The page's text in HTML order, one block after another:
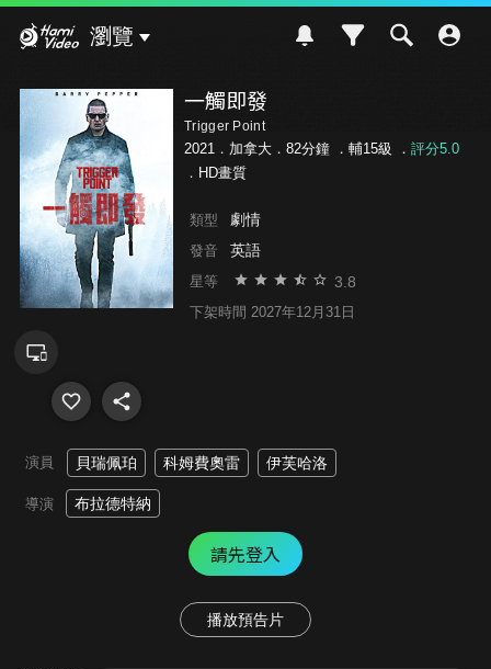
瀏覽
一觸即發
Trigger Point
2021．加拿大．82分鐘 ． 輔15級 ． 評分5.0
．HD畫質
類型 劇情
發音 英語
星等 3.8
下架時間 2027年12月31日
演員 貝瑞佩珀 科姆費奧雷 伊芙哈洛
導演 布拉德特納
請先登入
播放預告片